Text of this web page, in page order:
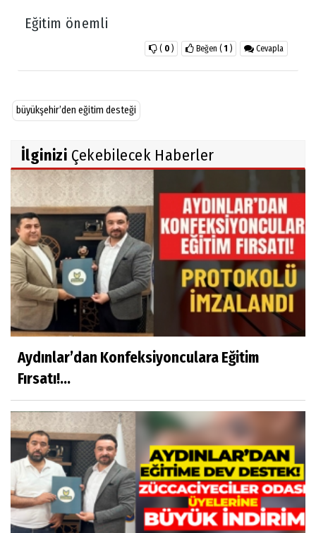
Eğitim önemli
Cevapla
Beğen ( 1 )
( 0 )
büyükşehir’den eğitim desteği
İlginizi Çekebilecek Haberler
Aydınlar’dan Konfeksiyonculara Eğitim
Fırsatı!...